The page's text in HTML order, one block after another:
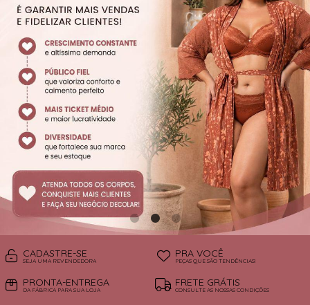
SUTIÃS
CADASTRE-SE
SEJA UMA REVENDEDORA
PRA VOCÊ
PEÇAS QUE SÃO TENDÊNCIAS!
PRONTA-ENTREGA
DA FÁBRICA PARA SUA LOJA
FRETE GRÁTIS
CONSULTE AS NOSSAS CONDIÇÕES